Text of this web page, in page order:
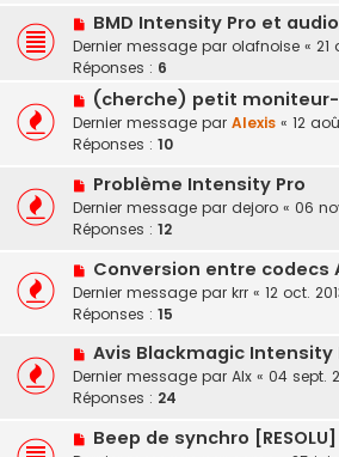
BMD Intensity Pro et
Dernier message par olafnoise « 21
Réponses : 6
(cherche) petit moniteur-
Dernier message par Alexis « 12
Réponses : 10
Problème Intensity Pro
Dernier message par dejoro « 06
Réponses : 12
Conversion entre codecs
Dernier message par krr « 12 oct.
Réponses : 15
Avis Blackmagic Intensity
Dernier message par Alx « 04 sept.
Réponses : 24
Beep de synchro [RESOLU]